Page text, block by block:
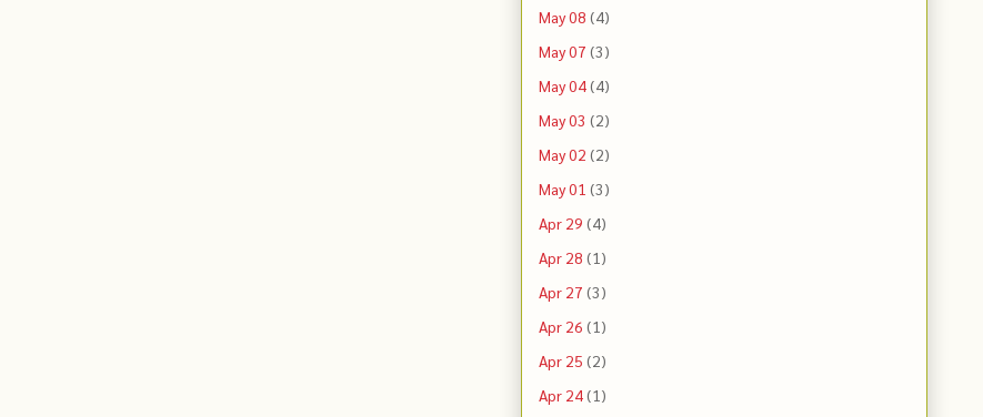
May 08 (4)
May 07 (3)
May 04(4)
May 03 (2)
May 02 (2)
May 01 (3)
Apr 29 (4)
Apr 28 (1)
Apr 27 (3)
Apr 26 (1)
Apr 25 (2)
Apr 24(1)